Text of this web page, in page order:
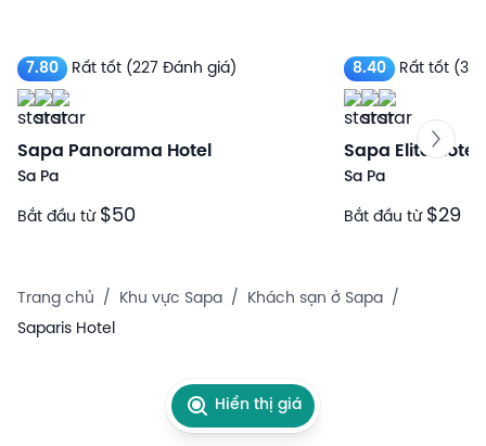
7.80 Rất tốt (227 Đánh giá)
Sapa Panorama Hotel
Sa Pa
Bắt đầu từ $50
8.40 Rất tốt
Sapa Elite Hotel
Sa Pa
Bắt đầu từ $29
Trang chủ / Khu vực Sapa / Khách sạn ở Sapa /
Saparis Hotel
Hiển thị giá